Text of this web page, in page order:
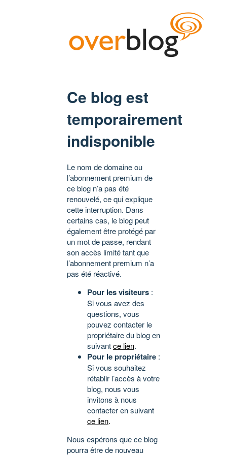
Ce blog est
temporairement
indisponible
Le nom de domaine ou
l’abonnement premium de
ce blog n’a pas été
renouvelé, ce qui explique
cette interruption. Dans
certains cas, le blog peut
également être protégé par
un mot de passe, rendant
son accès limité tant que
l’abonnement premium n’a
pas été réactivé.
Pour les visiteurs :
Si vous avez des
questions, vous
pouvez contacter le
propriétaire du blog en
suivantce lien.
Pour le propriétaire :
Si vous souhaitez
rétablir l’accès à votre
blog, nous vous
invitons à nous
contacter en suivant
ce lien.
Nous espérons que ce blog
pourra être de nouveau